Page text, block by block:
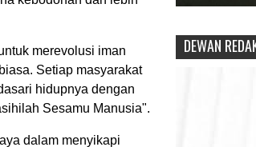
merevolusi iman
Setiap masyarakat
hidupnya dengan
Sesamu Manusia".
dalam menyikapi
DEWAN